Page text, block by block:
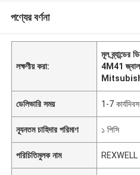
পণ্যের বর্ণনা
লক্ষণীয় করা:
মূল ব্র্যান্ডের
4M41
Mitsubishi
ডেলিভারি সময় 1-7
ন্যূনতম চাহিদার পরিমাণ ১ পিসি
পরিচিতিমুলক নাম REXWELL